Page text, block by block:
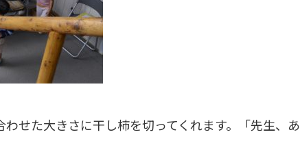
せた大きさに干し柿を切ってくれます。「先生、あ